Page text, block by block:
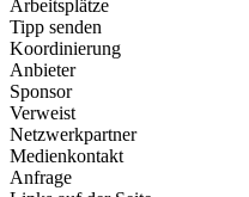
Arbeitsplätze
Tipp senden
Koordinierung
Anbieter
Sponsor
Verweist
Netzwerkpartner
Medienkontakt
Anfrage